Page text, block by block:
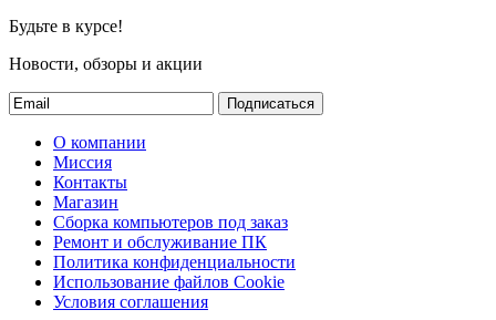
Будьте в курсе!
Новости, обзоры и акции
Подписаться
О компании
Миссия
Контакты
Магазин
Сборка компьютеров под заказ
Ремонт и обслуживание ПК
Политика конфиденциальности
Использование файлов Cookie
Условия соглашения